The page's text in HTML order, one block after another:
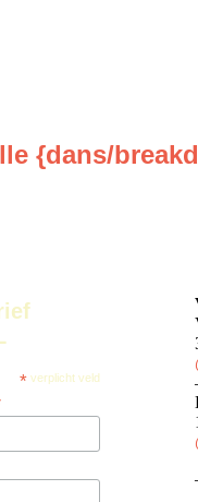
{dans/
*verplicht veld